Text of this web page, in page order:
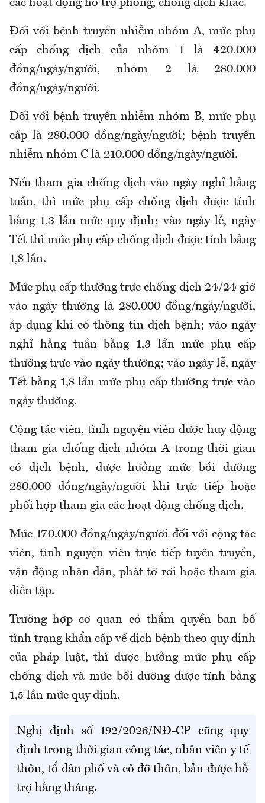
các hoạt động hỗ trợ phòng, chống dịch khác.
Đối với bệnh truyền nhiễm nhóm A, mức phụ
cấp chống dịch của nhóm 1 là 420.000
đồng/ngày/người, nhóm 2 là 280.000
đồng/ngày/người.
Đối với bệnh truyền nhiễm nhóm B, mức phụ
cấp là 280.000 đồng/ngày/người; bệnh truyền
nhiễm nhóm C là 210.000 đồng/ngày/người.
Nếu tham gia chống dịch vào ngày nghỉ hằng
tuần, thì mức phụ cấp chống dịch được tính
bằng 1,3 lần mức quy định; vàongày lễ, ngày
Tết thì mức phụ cấp chống dịch được tính bằng
1,8 lần.
Mức phụ cấp thường trực chống dịch 24/24 giờ
vào ngày thường là 280.000 đồng/ngày/người,
áp dụng khi có thông tin dịch bệnh; vào ngày
nghỉ hằng tuần bằng 1,3 lần mức phụ cấp
thường trực vào ngày thường; vào ngày lễ, ngày
Tết bằng 1,8 lần mức phụ cấp thường trực vào
ngày thường.
Cộng tác viên, tình nguyện viên được huy động
tham gia chống dịch nhóm A trong thời gian
có dịch bệnh, được hưởng mức bồi dưỡng
280.000 đồng/ngày/người khitrực tiếp hoặc
phối hợp tham gia các hoạt động chống dịch.
Mức 170.000 đồng/ngày/người đối với cộng tác
viên, tình nguyện viên trực tiếp tuyên truyền,
vận động nhân dân, phát tờ rơi hoặc tham gia
diễn tập.
Trường hợp cơ quan có thẩm quyền ban bố
tình trạng khẩn cấp về dịch bệnh theo quy định
của pháp luật, thì được hưởng mức phụ cấp
chống dịch và mức bồi dưỡng được tính bằng
1,5 lần mức quy định.
Nghị định số 192/2026/NĐ-CP cũng quy
định trong thời gian công tác, nhân viên y tế
thôn, tổ dân phố và cô đỡ thôn, bản được hỗ
trợ hằng tháng.